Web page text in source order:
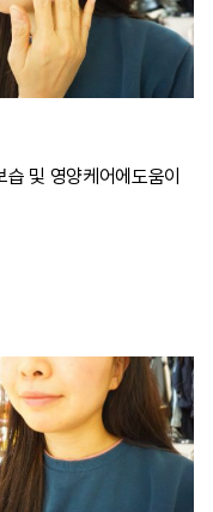
및 영양케어에도움이